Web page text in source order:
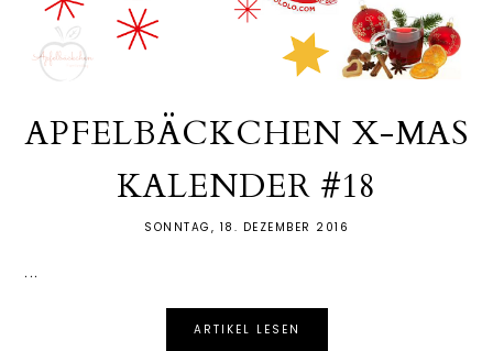
APFELBÄCKCHEN X-MAS
KALENDER #18
SONNTAG, 18. DEZEMBER 2016
...
ARTIKEL LESEN